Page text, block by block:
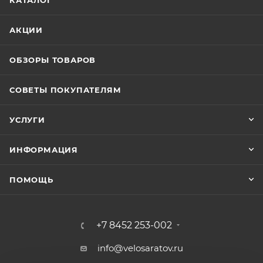
АКЦИИ
ОБЗОРЫ ТОВАРОВ
СОВЕТЫ ПОКУПАТЕЛЯМ
УСЛУГИ
ИНФОРМАЦИЯ
ПОМОЩЬ
+7 8452 253-002
info@velosaratov.ru